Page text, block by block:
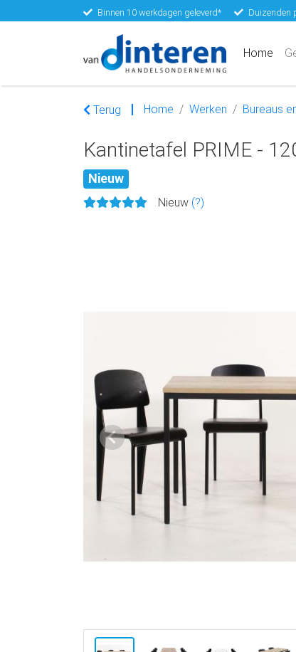
Binnen 10 werkdagen geleverd* Duizenden
Home
Terug Home Werken Bureaus
Kantinetafel PRIME -
Nieuw
Nieuw (?)
Vorige